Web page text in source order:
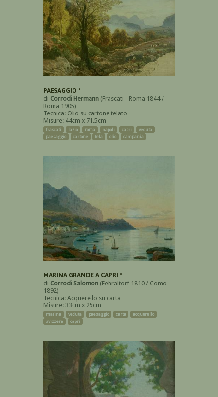
PAESAGGIO *
di Corrodi Hermann (Frascati - Roma 1844 /
Roma 1905)
Tecnica: Olio su cartone telato
Misure: 44cm x 71.5cm
frascati lazio roma napoli capri
veduta
paesaggio
cartone tela olio campania
MARINA GRANDE A CAPRI *
di Corrodi Salomon (Fehraltorf 1810 / Como
1892)
Tecnica: Acquerello su carta
Misure: 33cm x 25cm
marina veduta paesaggio carta
acquerello
svizzera
capri